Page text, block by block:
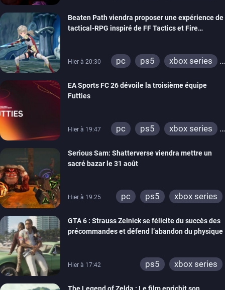
xbox one
Beaten Path viendra proposer une expérience de
tactical-RPG inspiré de FF Tactics et Fire
Hier à 20:30 pc ps5
xbox series
EA Sports FC 26 dévoile la troisième équipe
Futties
Hier à 19:47 pc ps5
xbox series
xbox one
switch 2
Serious Sam: Shatterverse viendra mettre un
sacré bazar le 31 août
Hier à 19:25 pc ps5 xbox series
GTA 6 : Strauss Zelnick se félicite du succès des
précommandes et défend l’abandon du physique
Hier à 17:42 ps5 xbox series
The Legend of Zelda : Le film enrichit son